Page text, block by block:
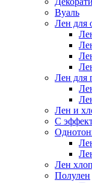
Вуаль
Лен для
Лен для
Лен и
С
Лен
Полулен